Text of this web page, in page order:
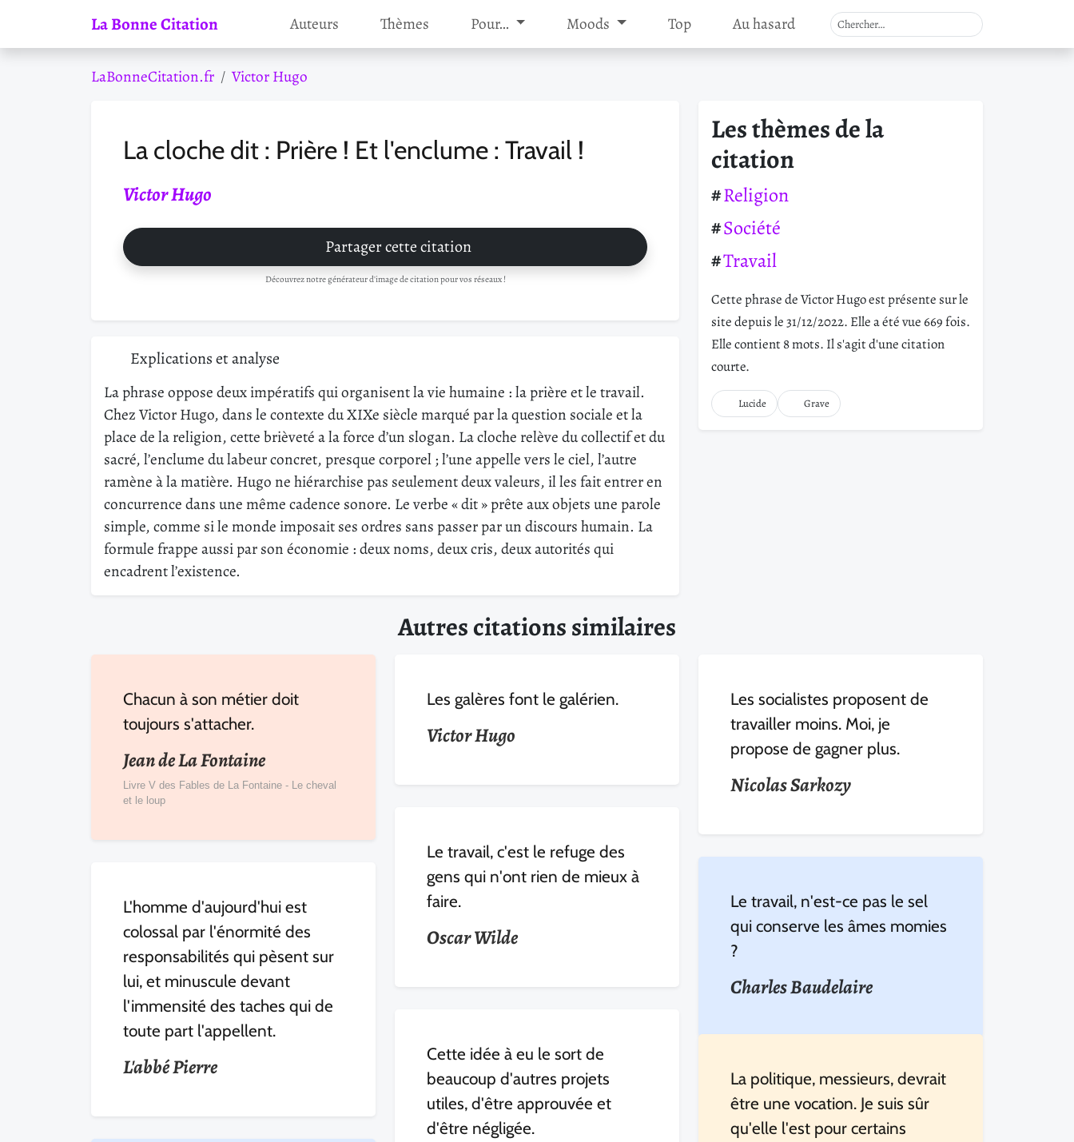
La Bonne Citation Auteurs Thèmes Pour… Moods Top Au hasard
LaBonneCitation.fr Victor Hugo
La cloche dit : Prière ! Et l'enclume : Travail !
Victor Hugo
Partager cette citation
Découvrez notre générateur d'image de citation pour vos réseaux !
Explications et analyse
La phrase oppose deux impératifs qui organisent la vie humaine : la prière et le travail.
Chez Victor Hugo, dans le contexte du XIXe siècle marqué par la question sociale et la
place de la religion, cette brièveté a la force d’un slogan. La cloche relève du collectif et du
sacré, l’enclume du labeur concret, presque corporel ; l’une appelle vers le ciel, l’autre
ramène à la matière. Hugo ne hiérarchise pas seulement deux valeurs, il les fait entrer en
concurrence dans une même cadence sonore. Le verbe « dit » prête aux objets une parole
simple, comme si le monde imposait ses ordres sans passer par un discours humain. La
formule frappe aussi par son économie : deux noms, deux cris, deux autorités qui
encadrent l’existence.
Les thèmes de la
citation
Religion
Société
Travail
Cette phrase de Victor Hugo est présente sur le
site depuis le 31/12/2022. Elle a été vue 669 fois.
Elle contient 8 mots. Il s'agit d'une citation
courte.
Lucide Grave
Autres citations similaires
Chacun à son métier doit
toujours s'attacher.
Jean de La Fontaine
Livre V des Fables de La Fontaine - Le cheval
et le loup
Les galères font le galérien.
Victor Hugo
Les socialistes proposent de
travailler moins. Moi, je
propose de gagner plus.
Nicolas Sarkozy
Le travail, c'est le refuge des
gens qui n'ont rien de mieux à
faire.
Oscar Wilde
Le travail, n'est-ce pas le sel
qui conserve les âmes momies
?
Charles Baudelaire
L'homme d'aujourd'hui est
colossal par l'énormité des
responsabilités qui pèsent sur
lui, et minuscule devant
l'immensité des taches qui de
toute part l'appellent.
L'abbé Pierre
Cette idée à eu le sort de
beaucoup d'autres projets
utiles, d'être approuvée et
d'être négligée.
La politique, messieurs, devrait
être une vocation. Je suis sûr
qu'elle l'est pour certains